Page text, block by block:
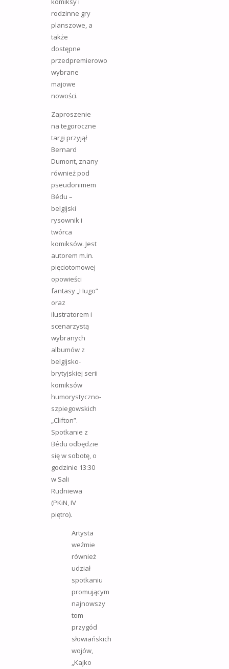
rodzinne gry
planszowe, a
także
dostępne
przedpremierowo
wybrane
majowe
nowości.
Zaproszenie
na tegoroczne
targi przyjął
Bernard
Dumont, znany
również pod
pseudonimem
Bédu –
belgijski
rysownik i
twórca
komiksów. Jest
autorem m.in.
pięciotomowej
opowieści
fantasy „Hugo”
oraz
ilustratorem i
scenarzystą
wybranych
albumów z
belgijsko-
brytyjskiej serii
komiksów
humorystyczno-
szpiegowskich
„Clifton”.
Spotkanie z
Bédu odbędzie
się w sobotę, o
godzinie 13:30
w Sali
Rudniewa
(PKiN, IV
piętro).
Artysta
weźmie
również
udział
spotkaniu
promującym
najnowszy
tom
przygód
słowiańskich
wojów,
„Kajko